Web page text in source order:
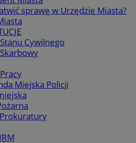
sprawę w Urzędzie Miasta?
Cywilnego
Miejska Policji